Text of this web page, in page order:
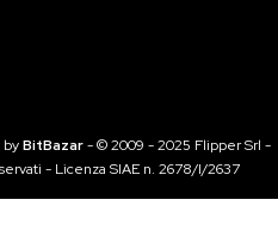
byBitBazar- © 2009 - 2025 Flipper Srl -
- Licenza SIAE n. 2678/I/2637